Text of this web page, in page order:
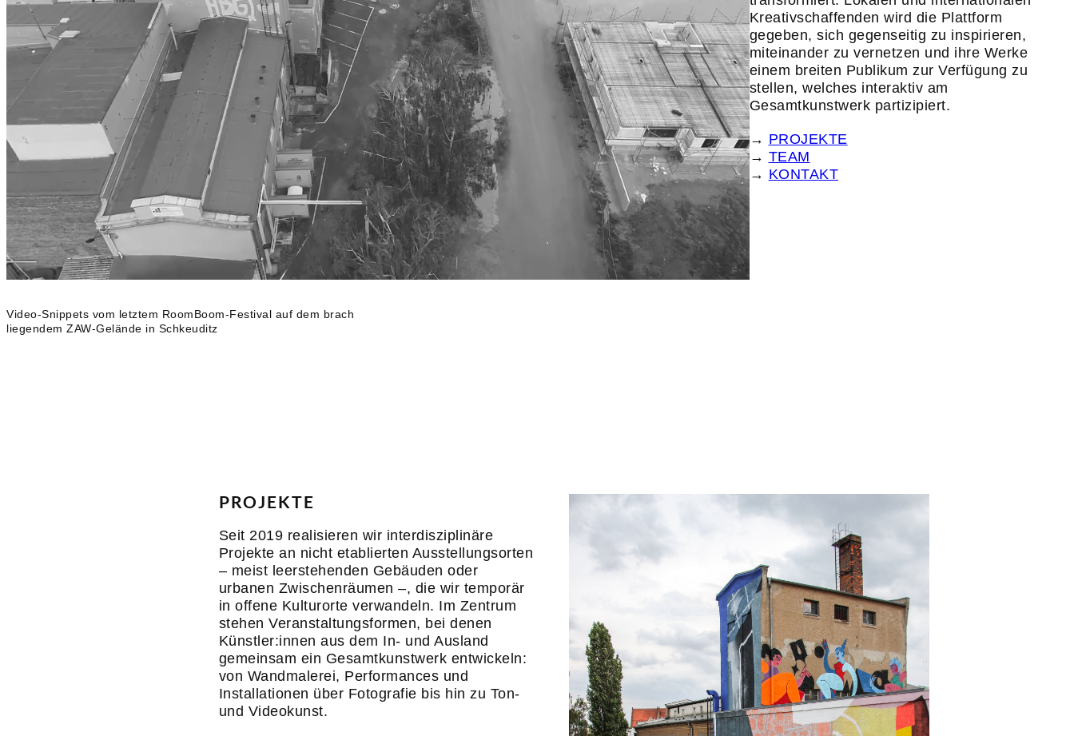
Video-Snippets vom letztem RoomBoom-Festival auf dem brach
liegendem ZAW-Gelände in Schkeuditz
Kreativschaffenden wird die Plattform
gegeben, sich gegenseitig zu inspirieren,
miteinander zu vernetzen und ihre Werke
einem breiten Publikum zur Verfügung zu
stellen, welches interaktiv am
Gesamtkunstwerk partizipiert.
→ PROJEKTE
→ TEAM
→ KONTAKT
PROJEKTE
Seit 2019 realisieren wir interdisziplinäre
Projekte an nicht etablierten Ausstellungsorten
– meist leerstehenden Gebäuden oder
urbanen Zwischenräumen –, die wir temporär
in offene Kulturorte verwandeln. Im Zentrum
stehen Veranstaltungsformen, bei denen
Künstler:innen aus dem In- und Ausland
gemeinsam ein Gesamtkunstwerk entwickeln:
von Wandmalerei, Performances und
Installationen über Fotografie bis hin zu Ton-
und Videokunst.